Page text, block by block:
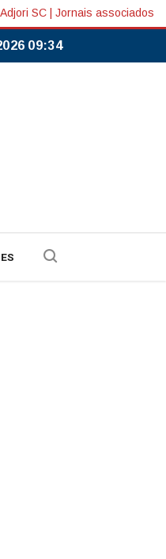
Adjori SC Jornais associados
09:34